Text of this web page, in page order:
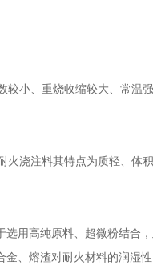
小、重烧收缩较大、常温
浇注料其特点为质轻、体
用高纯原料、超微粉结合
、熔渣对耐火材料的润湿